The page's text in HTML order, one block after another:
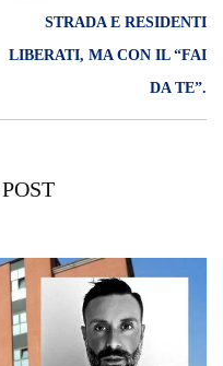
STRADA E RESIDENTI
LIBERATI, MA CON IL “FAI
DA TE”.